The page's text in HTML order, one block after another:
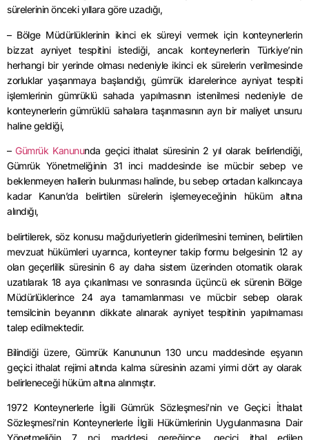
sürelerinin önceki yıllara göre uzadığı,
– Bölge Müdürlüklerinin ikinci ek süreyi vermek için konteynerlerin
bizzat ayniyet tespitini istediği, ancak konteynerlerin Türkiye’nin
herhangi bir yerinde olması nedeniyle ikinci ek sürelerin verilmesinde
zorluklar yaşanmaya başlandığı, gümrük idarelerince ayniyat tespiti
işlemlerinin gümrüklü sahada yapılmasının istenilmesi nedeniyle de
konteynerlerin gümrüklü sahalara taşınmasının ayrı bir maliyet unsuru
haline geldiği,
–Gümrük Kanununda geçici ithalat süresinin 2 yıl olarak belirlendiği,
Gümrük Yönetmeliğinin 31 inci maddesinde ise mücbir sebep ve
beklenmeyen hallerin bulunması halinde, bu sebep ortadan kalkıncaya
kadar Kanun’da belirtilen sürelerin işlemeyeceğinin hüküm altına
alındığı,
belirtilerek, söz konusu mağduriyetlerin giderilmesini teminen, belirtilen
mevzuat hükümleri uyarınca, konteyner takip formu belgesinin 12 ay
olan geçerlilik süresinin 6 ay daha sistem üzerinden otomatik olarak
uzatılarak 18 aya çıkarılması ve sonrasında üçüncü ek sürenin Bölge
Müdürlüklerince 24 aya tamamlanması ve mücbir sebep olarak
temsilcinin beyanının dikkate alınarak ayniyet tespitinin yapılmaması
talep edilmektedir.
Bilindiği üzere, Gümrük Kanununun 130 uncu maddesinde eşyanın
geçici ithalat rejimi altında kalma süresinin azami yirmi dört ay olarak
belirleneceği hüküm altına alınmıştır.
1972 Konteynerlerle İlgili Gümrük Sözleşmesi’nin ve Geçici İthalat
Sözleşmesi’nin Konteynerlerle İlgili Hükümlerinin Uygulanmasına Dair